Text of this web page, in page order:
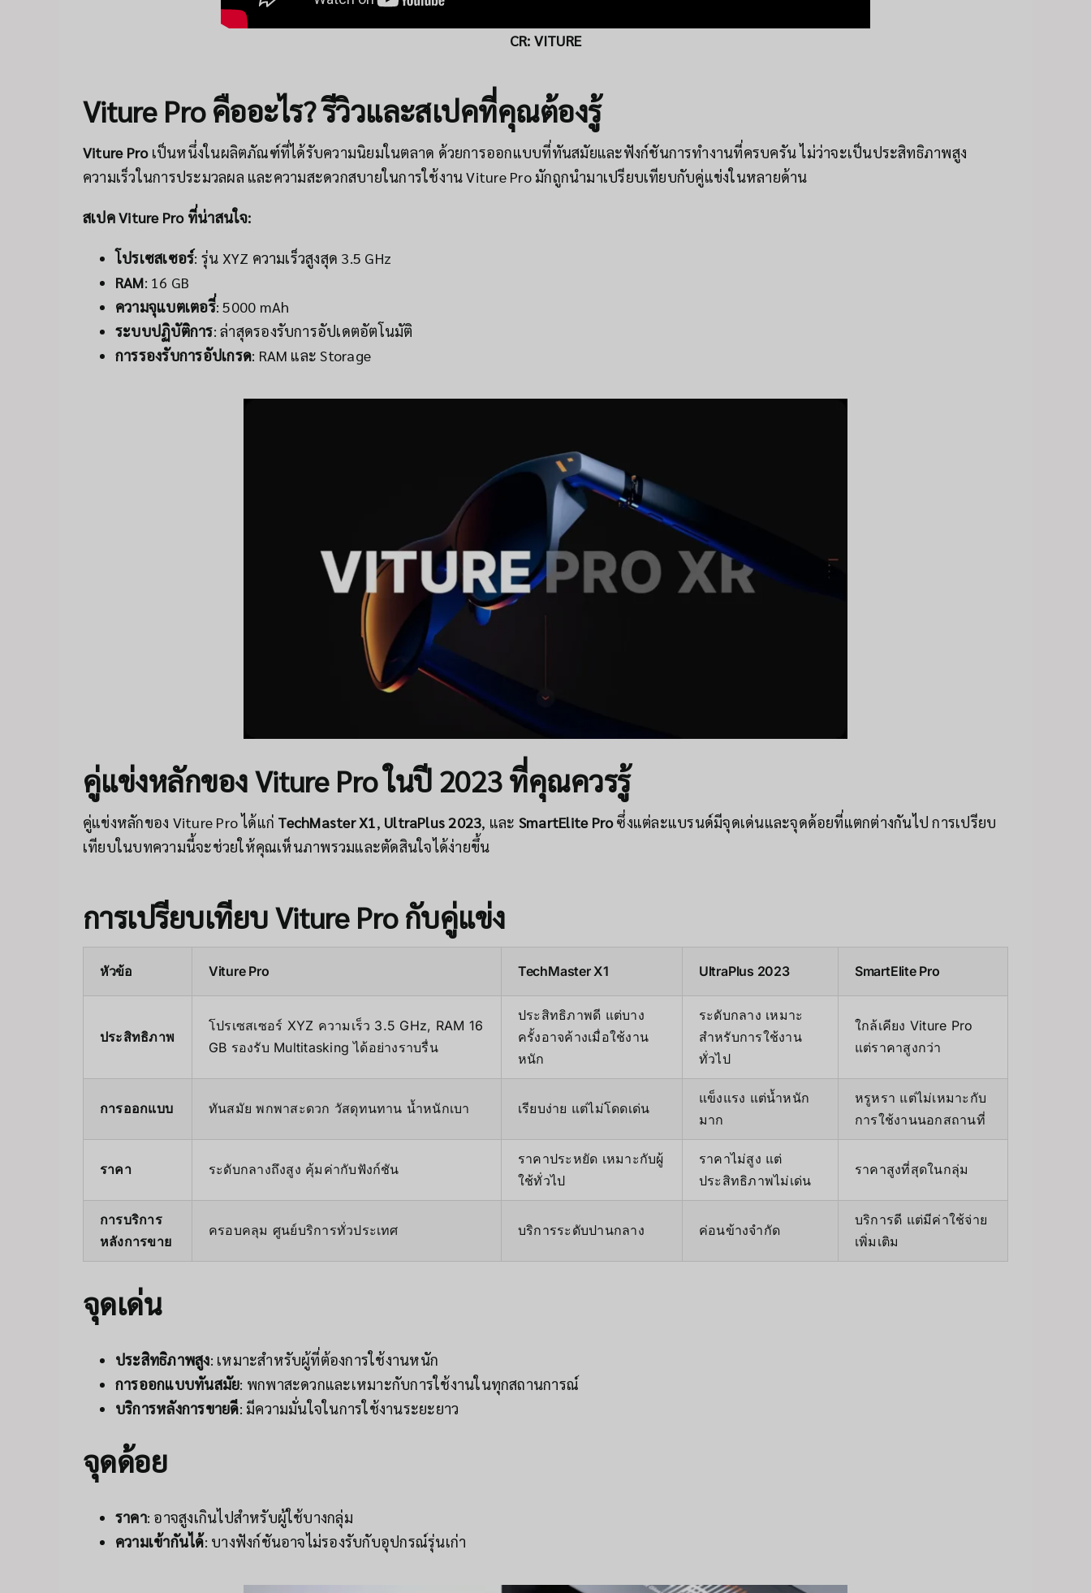
CR: VITURE
Viture Pro คืออะไร? รีวิวและสเปคที่คุณต้องรู้
Viture Proเป็นหนึ่งในผลิตภัณฑ์ที่ได้รับความนิยมในตลาด ด้วยการออกแบบที่ทันสมัยและฟังก์ชันการทำงานที่ครบครัน ไม่ว่าจะเป็นประสิทธิภาพสูง
ความเร็วในการประมวลผล และความสะดวกสบายในการใช้งาน Viture Pro มักถูกนำมาเปรียบเทียบกับคู่แข่งในหลายด้าน
สเปค Viture Pro ที่น่าสนใจ:
โปรเซสเซอร์: รุ่น XYZ ความเร็วสูงสุด 3.5 GHz
RAM: 16 GB
ความจุแบตเตอรี่: 5000 mAh
ระบบปฏิบัติการ: ล่าสุดรองรับการอัปเดตอัตโนมัติ
การรองรับการอัปเกรด: RAM และ Storage
คู่แข่งหลักของ Viture Pro ในปี 2023 ที่คุณควรรู้
คู่แข่งหลักของ Viture Pro ได้แก่ TechMaster X1, UltraPlus 2023, และ SmartElite Proซึ่งแต่ละแบรนด์มีจุดเด่นและจุดด้อยที่แตกต่างกันไป การเปรียบ
เทียบในบทความนี้จะช่วยให้คุณเห็นภาพรวมและตัดสินใจได้ง่ายขึ้น
การเปรียบเทียบ Viture Pro กับคู่แข่ง
หัวข้อ Viture Pro TechMaster X1 UltraPlus 2023 SmartElite Pro
ประสิทธิภาพ
โปรเซสเซอร์ XYZ ความเร็ว 3.5 GHz, RAM 16
GB รองรับ Multitasking ได้อย่างราบรื่น
ประสิทธิภาพดี แต่บาง
ครั้งอาจค้างเมื่อใช้งาน
หนัก
ระดับกลาง เหมาะ
สำหรับการใช้งาน
ทั่วไป
ใกล้เคียง Viture Pro
แต่ราคาสูงกว่า
การออกแบบ ทันสมัย พกพาสะดวก วัสดุทนทาน น้ำหนักเบา เรียบง่าย แต่ไม่โดดเด่น
แข็งแรง แต่น้ำหนัก
มาก
หรูหรา แต่ไม่เหมาะกับ
การใช้งานนอกสถานที่
ราคา ระดับกลางถึงสูง คุ้มค่ากับฟังก์ชัน
ราคาประหยัด เหมาะกับผู้
ใช้ทั่วไป
ราคาไม่สูง แต่
ประสิทธิภาพไม่เด่น
ราคาสูงที่สุดในกลุ่ม
การบริการ
หลังการขาย
ครอบคลุม ศูนย์บริการทั่วประเทศ บริการระดับปานกลาง ค่อนข้างจำกัด
บริการดี แต่มีค่าใช้จ่าย
เพิ่มเติม
จุดเด่น
ประสิทธิภาพสูง: เหมาะสำหรับผู้ที่ต้องการใช้งานหนัก
การออกแบบทันสมัย: พกพาสะดวกและเหมาะกับการใช้งานในทุกสถานการณ์
บริการหลังการขายดี: มีความมั่นใจในการใช้งานระยะยาว
จุดด้อย
ราคา: อาจสูงเกินไปสำหรับผู้ใช้บางกลุ่ม
ความเข้ากันได้: บางฟังก์ชันอาจไม่รองรับกับอุปกรณ์รุ่นเก่า